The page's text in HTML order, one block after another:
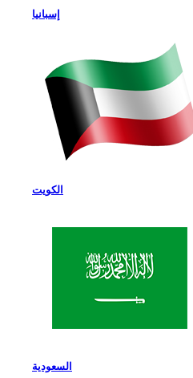
إسبانيا
الكويت
السعودية